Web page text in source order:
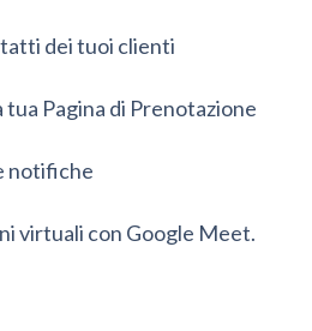
dei tuoi clienti
tua Pagina di Prenotazione
notifiche
virtuali con Google Meet.